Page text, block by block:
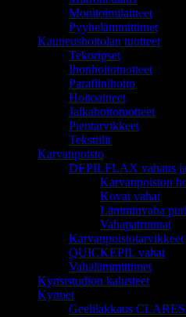
Monitoimilaitteet
Pyyhelämmittimet
Kauneushoitolan tuotteet
Tekoripset
Ihonhoitotuotteet
Parafiinihoito
Hoitoaineet
Jalkahoitotuotteet
Pientarvikkeet
Tekstiilit
Karvanpoisto
DEPILFLAX vahaus
Karvanpoiston
Kovat vahat
Lämminvaha
Vahapatruunat
Karvanpoistotarvikkeet
QUICKEPIL vahat
Vahalämmittimet
Kynsistudion kalusteet
Kynnet
Geelilakkaus